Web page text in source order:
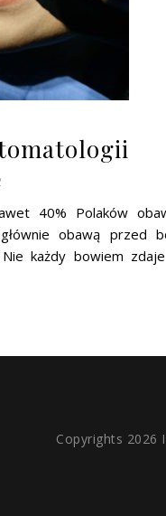
40% Polaków
obawą przed
każdy bowiem
Copyrights 2026